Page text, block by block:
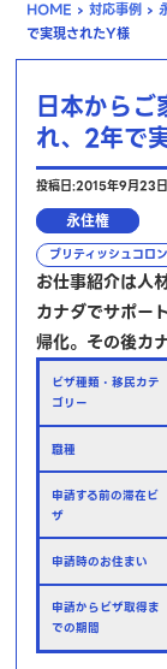
HOME › 対応事例 ›
で実現されたY様
日本からご
れ、2年で
投稿日:2015年9月23日
永住権
ブリティッシュコロ
お仕事紹介は人
カナダでサポー
帰化。その後カ
ビザ種類・移民カテ
ゴリー
職種
申請する前の滞在ビ
ザ
申請時のお住まい
申請からビザ取得ま
での期間